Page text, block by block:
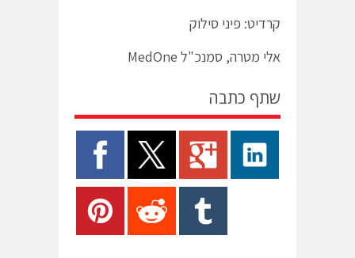
קרדיט: פיני סילוק
אלי מטרה, סמנכ"ל MedOne
שתף כתבה